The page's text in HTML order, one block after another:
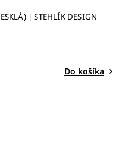
| STEHLÍK DESIGN
Do košíka